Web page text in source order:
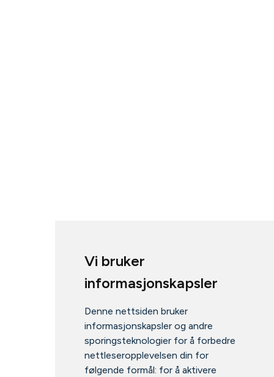
Vi bruker
informasjonskapsler
Denne nettsiden bruker
informasjonskapsler og andre
sporingsteknologier for å forbedre
nettleseropplevelsen din for
følgende formål: for å aktivere